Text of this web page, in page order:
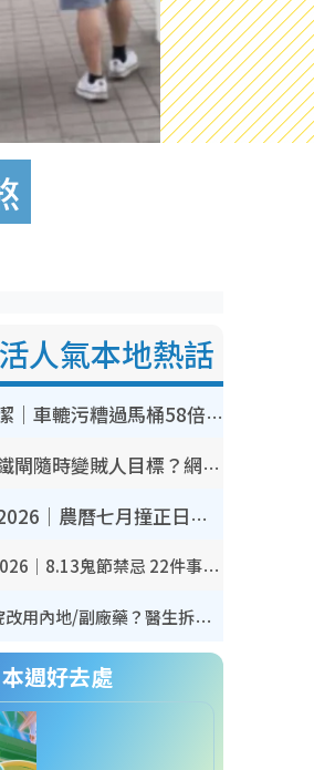
人氣本地熱話
行李清潔｜車轆污糟過馬桶58倍！專家警告忌用酒精抹 教1招免污手除菌
裝修拆鐵閘隨時變賊人目標？網民揭2大關鍵用途：裝新式等於白裝？附新舊鐵閘分別
鬼門開2026｜農曆七月撞正日全食特別邪？專家警告切忌做一事！揭4大禁忌+2招保平安
鬼門開2026｜8.13鬼節禁忌 22件事唔做得！燒肉、刺身要少食？半夜勿吹口哨/打呢個電話
網傳公院改用內地/副廠藥？醫生拆解正副廠分別 揭4類人換藥隨時出事
週好去處